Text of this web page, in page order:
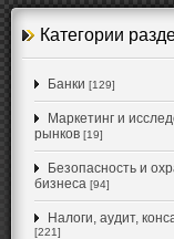
Категории
Банки [129]
Маркетинг и
рынков [19]
Безопасность и
бизнеса [94]
Налоги, аудит,
[221]